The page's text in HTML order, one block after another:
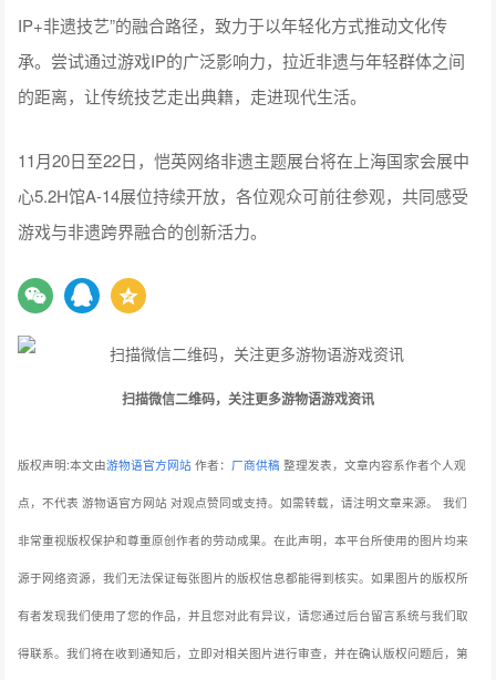
IP+非遗技艺”的融合路径，致力于以年轻化方式推动文化传
承。尝试通过游戏IP的广泛影响力，拉近非遗与年轻群体之间
的距离，让传统技艺走出典籍，走进现代生活。
11月20日至22日，恺英网络非遗主题展台将在上海国家会展中
心5.2H馆A-14展位持续开放，各位观众可前往参观，共同感受
游戏与非遗跨界融合的创新活力。
扫描微信二维码，关注更多游物语游戏资讯
版权声明:本文由游物语官方网站 作者： 厂商供稿 整理发表，文章内容系作者个人观
点，不代表 游物语官方网站 对观点赞同或支持。如需转载，请注明文章来源。 我们
非常重视版权保护和尊重原创作者的劳动成果。在此声明，本平台所使用的图片均来
源于网络资源，我们无法保证每张图片的版权信息都能得到核实。如果图片的版权所
有者发现我们使用了您的作品，并且您对此有异议，请您通过后台留言系统与我们取
得联系。我们将在收到通知后，立即对相关图片进行审查，并在确认版权问题后，第